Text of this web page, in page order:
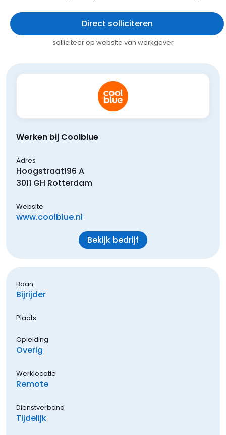
Direct solliciteren
solliciteer op website van werkgever
Werken bij Coolblue
Adres
Hoogstraat196 A
3011 GH Rotterdam
Website
www.coolblue.nl
Bekijk bedrijf
Baan
Bijrijder
Plaats
Opleiding
Overig
Werklocatie
Remote
Dienstverband
Tijdelijk